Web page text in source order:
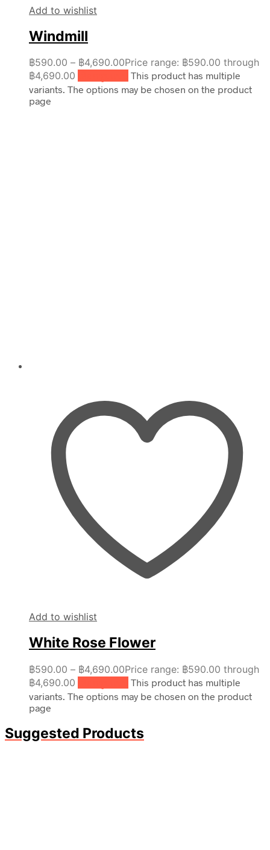
Add to wishlist
Windmill
฿590.00 – ฿4,690.00Price range: ฿590.00 through
฿4,690.00
This product has multiple
variants. The options may be chosen on the product
page
Add to wishlist
White Rose Flower
฿590.00 – ฿4,690.00Price range: ฿590.00 through
฿4,690.00
This product has multiple
variants. The options may be chosen on the product
page
Suggested Products